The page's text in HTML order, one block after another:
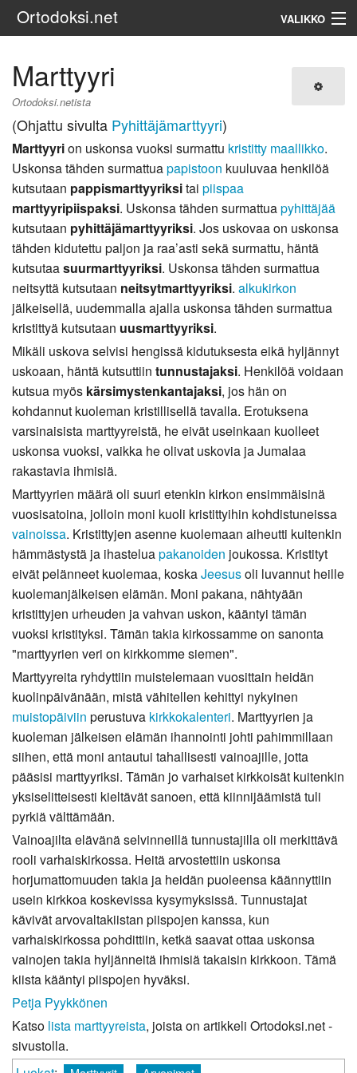
Ortodoksi.net VALIKKO
Marttyyri
Ortodoksi.netista
(Ohjattu sivulta Pyhittäjämarttyyri)
Marttyyrion uskonsa vuoksi surmattu kristitty maallikko.
Uskonsa tähden surmattuapapistoon kuuluvaa henkilöä
kutsutaan pappismarttyyriksitai piispaa
marttyyripiispaksi. Uskonsa tähden surmattuapyhittäjää
kutsutaan pyhittäjämarttyyriksi. Jos uskovaa on uskonsa
tähden kidutettu paljon ja raa’asti sekä surmattu, häntä
kutsutaasuurmarttyyriksi. Uskonsa tähden surmattua
neitsyttä kutsutaan neitsytmarttyyriksi. alkukirkon
jälkeisellä, uudemmalla ajalla uskonsa tähden surmattua
kristittyä kutsutaan uusmarttyyriksi.
Mikäli uskova selvisi hengissä kidutuksesta eikä hyljännyt
uskoaan, häntä kutsuttiin tunnustajaksi. Henkilöä voidaan
kutsua myös kärsimystenkantajaksi, jos hän on
kohdannut kuoleman kristillisellä tavalla. Erotuksena
varsinaisista marttyyreistä, he eivät useinkaan kuolleet
uskonsa vuoksi, vaikka he olivat uskovia ja Jumalaa
rakastavia ihmisiä.
Marttyyrien määrä oli suuri etenkin kirkon ensimmäisinä
vuosisatoina, jolloin moni kuoli kristittyihin kohdistuneissa
vainoissa. Kristittyjen asenne kuolemaan aiheutti kuitenkin
hämmästystä ja ihasteluapakanoiden joukossa. Kristityt
eivät pelänneet kuolemaa, koskaJeesusoli luvannut heille
kuolemanjälkeisen elämän. Moni pakana, nähtyään
kristittyjen urheuden ja vahvan uskon, kääntyi tämän
vuoksi kristityksi. Tämän takia kirkossamme on sanonta
"marttyyrien veri on kirkkomme siemen".
Marttyyreita ryhdyttiin muistelemaan vuosittain heidän
kuolinpäivänään, mistä vähitellen kehittyi nykyinen
muistopäiviin perustuva kirkkokalenteri. Marttyyrien ja
kuoleman jälkeisen elämän ihannointi johti pahimmillaan
siihen, että moni antautui tahallisesti vainoajille, jotta
pääsisi marttyyriksi. Tämän jo varhaiset kirkkoisät kuitenkin
yksiselitteisesti kieltävät sanoen, että kiinnijäämistä tuli
pyrkiä välttämään.
Vainoajilta elävänä selvinneillä tunnustajilla oli merkittävä
rooli varhaiskirkossa. Heitä arvostettiin uskonsa
horjumattomuuden takia ja heidän puoleensa käännyttiin
usein kirkkoa koskevissa kysymyksissä. Tunnustajat
kävivät arvovaltakiistan piispojen kanssa, kun
varhaiskirkossa pohdittiin, ketkä saavat ottaa uskonsa
vainojen takia hyljänneitä ihmisiä takaisin kirkkoon. Tämä
kiista kääntyi piispojen hyväksi.
Petja Pyykkönen
Katso lista marttyyreista, joista on artikkeli Ortodoksi.net -
sivustolla.